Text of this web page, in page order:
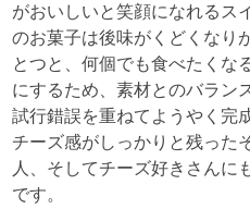
がおいしいと笑顔になれるス
のお菓子は後味がくどくなり
とつと、何個でも食べたくな
にするため、素材とのバラン
試行錯誤を重ねてようやく完
チーズ感がしっかりと残った
人、そしてチーズ好きさんに
です。